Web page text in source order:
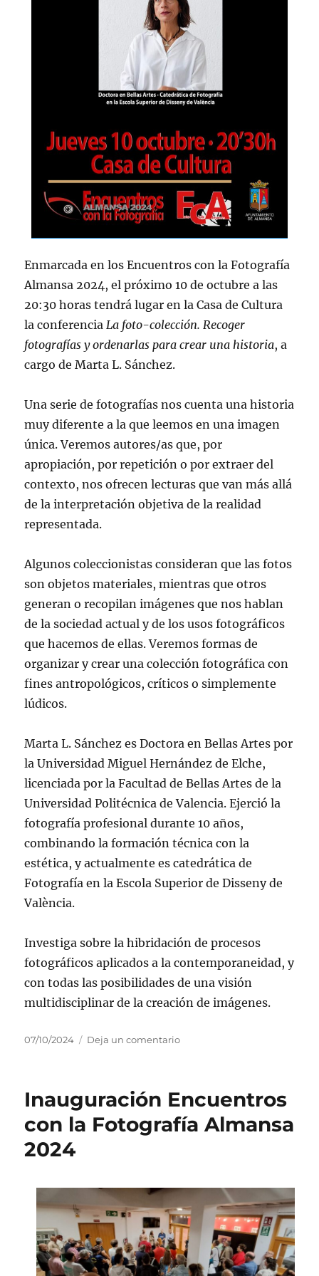
Enmarcada en los Encuentros con la Fotografía
Almansa 2024, el próximo 10 de octubre a las
20:30 horas tendrá lugar en la Casa de Cultura
la conferenciaLa foto-colección. Recoger
fotografías y ordenarlas para crear una historia, a
cargo de Marta L. Sánchez.
Una serie de fotografías nos cuenta una historia
muy diferente a la que leemos en una imagen
única. Veremos autores/as que, por
apropiación, por repetición o por extraer del
contexto, nos ofrecen lecturas que van más allá
de la interpretación objetiva de la realidad
representada.
Algunos coleccionistas consideran que las fotos
son objetos materiales, mientras que otros
generan o recopilan imágenes que nos hablan
de la sociedad actual y de los usos fotográficos
que hacemos de ellas. Veremos formas de
organizar y crear una colección fotográfica con
fines antropológicos, críticos o simplemente
lúdicos.
Marta L. Sánchez es Doctora en Bellas Artes por
la Universidad Miguel Hernández de Elche,
licenciada por la Facultad de Bellas Artes de la
Universidad Politécnica de Valencia. Ejerció la
fotografía profesional durante 10 años,
combinando la formación técnica con la
estética, y actualmente es catedrática de
Fotografía en la Escola Superior de Disseny de
València.
Investiga sobre la hibridación de procesos
fotográficos aplicados a la contemporaneidad, y
con todas las posibilidades de una visión
multidisciplinar de la creación de imágenes.
Publicado
07/10/2024 Deja un comentarioen
Sánchez
Inauguración Encuentros
con la Fotografía Almansa
2024